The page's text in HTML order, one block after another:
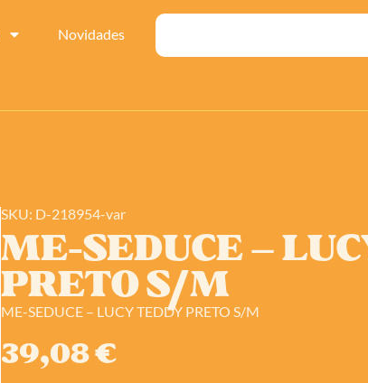
Novidades
SKU: D-218954-var
ME-SEDUCE –
PRETO S/M
ME-SEDUCE – LUCY TEDDY PRETO S/M
39,08€